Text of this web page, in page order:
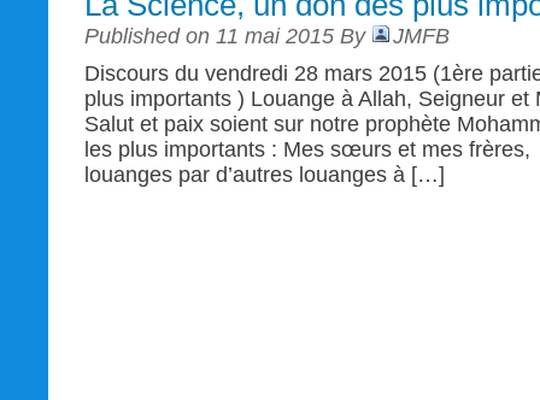
Published on 11 mai 2015 By
JMFB
Discours du vendredi 28 mars 2015 (1ère
plus importants ) Louange à Allah, Seigneur
Salut et paix soient sur notre prophète
les plus importants : Mes sœurs et mes
louanges par d’autres louanges à […]